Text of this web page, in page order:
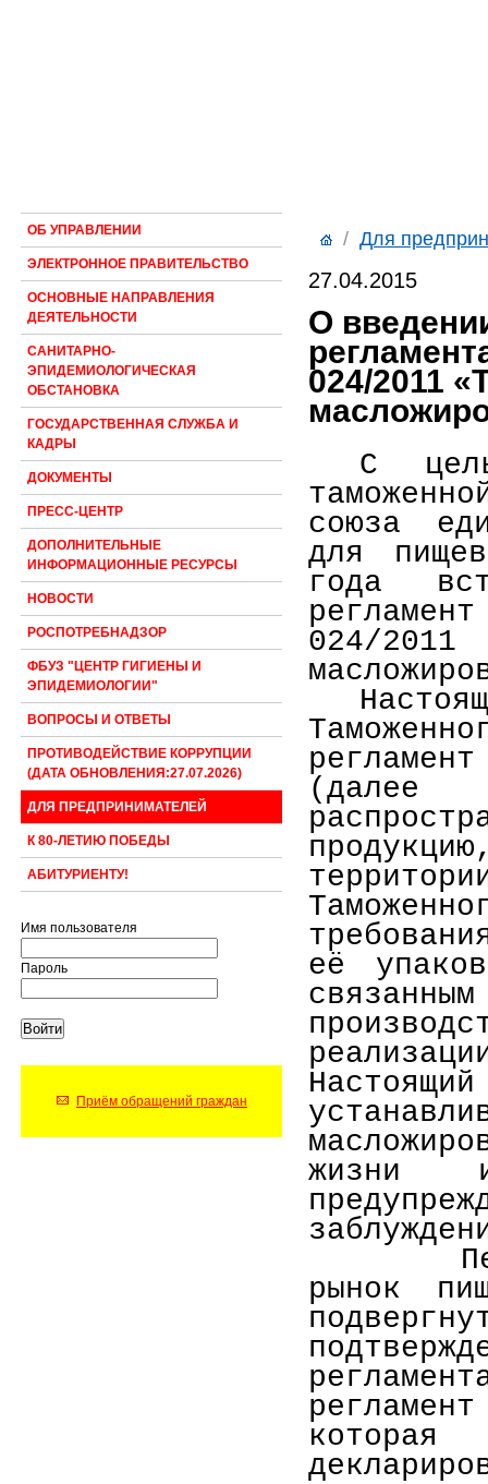
ОБ УПРАВЛЕНИИ
ЭЛЕКТРОННОЕ ПРАВИТЕЛЬСТВО
ОСНОВНЫЕ НАПРАВЛЕНИЯ
ДЕЯТЕЛЬНОСТИ
САНИТАРНО-
ЭПИДЕМИОЛОГИЧЕСКАЯ
ОБСТАНОВКА
ГОСУДАРСТВЕННАЯ СЛУЖБА И
КАДРЫ
ДОКУМЕНТЫ
ПРЕСС-ЦЕНТР
ДОПОЛНИТЕЛЬНЫЕ
ИНФОРМАЦИОННЫЕ РЕСУРСЫ
НОВОСТИ
РОСПОТРЕБНАДЗОР
ФБУЗ "ЦЕНТР ГИГИЕНЫ И
ЭПИДЕМИОЛОГИИ"
ВОПРОСЫ И ОТВЕТЫ
ПРОТИВОДЕЙСТВИЕ КОРРУПЦИИ
(ДАТА ОБНОВЛЕНИЯ:27.07.2026)
ДЛЯ ПРЕДПРИНИМАТЕЛЕЙ
К 80-ЛЕТИЮ ПОБЕДЫ
АБИТУРИЕНТУ!
Имя пользователя
Пароль
Приём обращений граждан
/ Для
27.04.2015
О
024/2011
С
союза
для
года
024/2011
(далее
её
жизни
рынок